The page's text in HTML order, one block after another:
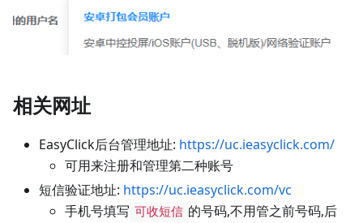
相关网址
EasyClick后台管理地址: https://uc.ieasyclick.com/
可用来注册和管理第二种账号
短信验证地址: https://uc.ieasyclick.com/vc
手机号填写 可收短信 的号码,不用管之前号码,后